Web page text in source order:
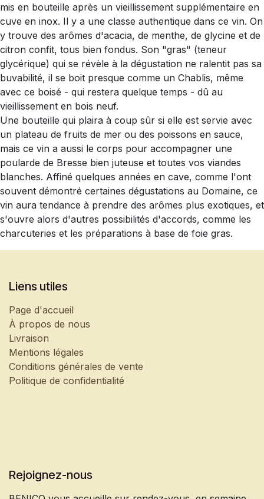
mis en bouteille après un vieillissement supplémentaire en
cuve en inox. Il y a une classe authentique dans ce vin. On
y trouve des arômes d'acacia, de menthe, de glycine et de
citron confit, tous bien fondus. Son "gras" (teneur
glycérique) qui se révèle à la dégustation ne ralentit pas sa
buvabilité, il se boit presque comme un Chablis, même
avec ce boisé - qui restera quelque temps - dû au
vieillissement en bois neuf.
Une bouteille qui plaira à coup sûr si elle est servie avec
un plateau de fruits de mer ou des poissons en sauce,
mais ce vin a aussi le corps pour accompagner une
poularde de Bresse bien juteuse et toutes vos viandes
blanches. Affiné quelques années en cave, comme l'ont
souvent démontré certaines dégustations au Domaine, ce
vin aura tendance à prendre des arômes plus exotiques, et
s'ouvre alors d'autres possibilités d'accords, comme les
charcuteries et les préparations à base de foie gras.
Liens utiles
Page d'accueil
À propos de nous
Livraison
Mentions légales
Conditions générales de vente
Politique de confidentialité
Rejoignez-nous